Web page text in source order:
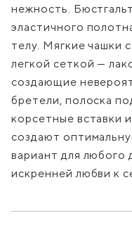
нежность.
эластичного
телу. Мягкие чашки
легкой сеткой —
создающие
бретели, полоска
корсетные вставки
создают
вариант для любого
искренней любви к